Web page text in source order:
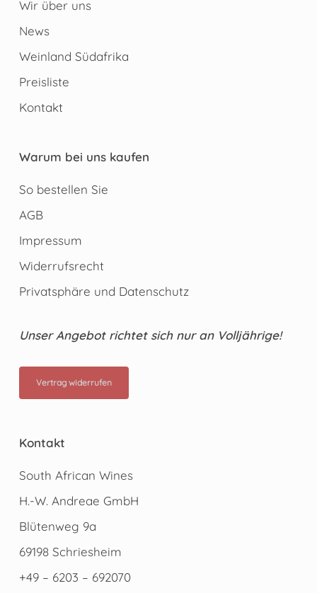
Wir über uns
News
Weinland Südafrika
Preisliste
Kontakt
Warum bei uns kaufen
So bestellen Sie
AGB
Impressum
Widerrufsrecht
Privatsphäre und Datenschutz
Unser Angebot richtet sich nur an Volljährige!
Vertrag widerrufen
Kontakt
South African Wines
H.-W. Andreae GmbH
Blütenweg 9a
69198 Schriesheim
+49 – 6203 – 692070